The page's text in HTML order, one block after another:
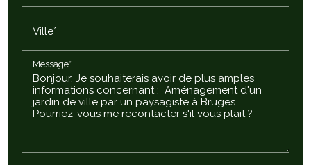
Ville*
Message*